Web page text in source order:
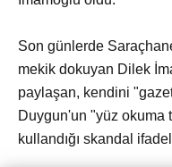
Son günlerde
mekik dokuyan Dilek
paylaşan, kendini
Duygun'un "yüz okuma
kullandığı skandal